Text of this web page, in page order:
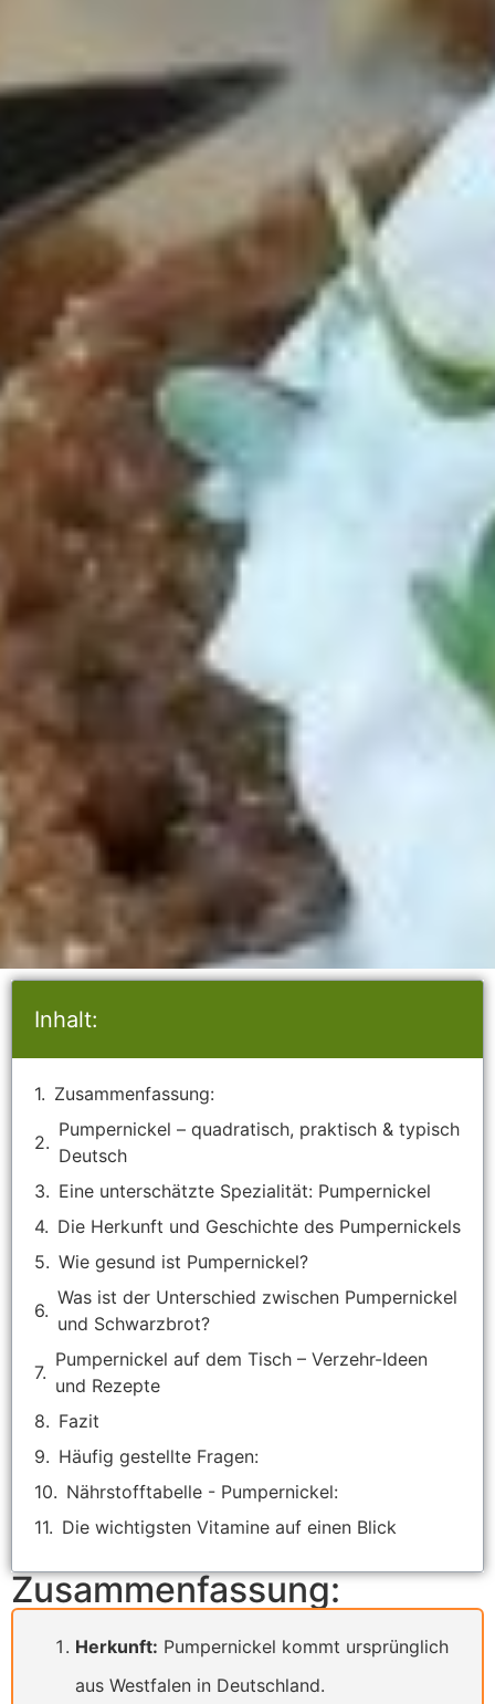
Inhalt:
Zusammenfassung:
Pumpernickel – quadratisch, praktisch & typisch
Deutsch
Eine unterschätzte Spezialität: Pumpernickel
Die Herkunft und Geschichte des Pumpernickels
Wie gesund ist Pumpernickel?
Was ist der Unterschied zwischen Pumpernickel
und Schwarzbrot?
Pumpernickel auf dem Tisch – Verzehr-Ideen
und Rezepte
Fazit
Häufig gestellte Fragen:
Nährstofftabelle - Pumpernickel:
Die wichtigsten Vitamine auf einen Blick
Zusammenfassung:
Herkunft: Pumpernickel kommt ursprünglich
aus Westfalen in Deutschland.